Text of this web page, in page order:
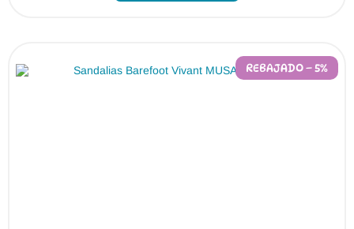
REBAJADO – 5%